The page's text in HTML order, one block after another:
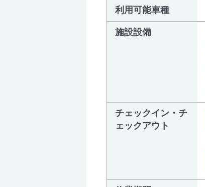
利用可能車種
施設設備
チェックイン・チ
ェックアウト